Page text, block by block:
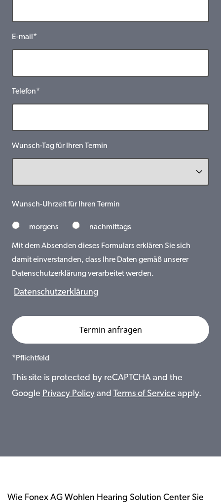
E-mail*
Telefon*
Wunsch-Tag für Ihren Termin
Wunsch-Uhrzeit für Ihren Termin
morgens nachmittags
Mit dem Absenden dieses Formulars erklären Sie sich
damit einverstanden, dass Ihre Daten gemäß unserer
Datenschutzerklärung verarbeitet werden.
Datenschutzerklärung
*Pflichtfeld
This site is protected by reCAPTCHA and the
Google Privacy Policy and Terms of Service apply.
Wie Fonex AG Wohlen Hearing Solution Center Sie